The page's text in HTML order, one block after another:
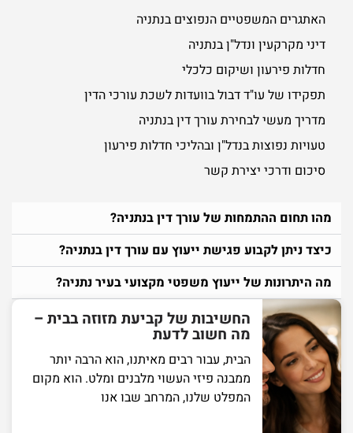
האתגרים המשפטיים הנפוצים בנתניה
דיני מקרקעין ונדל"ן בנתניה
חדלות פירעון ושיקום כלכלי
תפקידו של עו"ד דבול בוועדות לשכת עורכי הדין
מדריך מעשי לבחירת עורך דין בנתניה
טעויות נפוצות בנדל"ן ובהליכי חדלות פירעון
סיכום ודרכי יצירת קשר
מהו תחום ההתמחות של עורך דין בנתניה?
כיצד ניתן לקבוע פגישת ייעוץ עם עורך דין בנתניה?
מה היתרונות של ייעוץ משפטי מקצועי בעיר נתניה?
החשיבות של קביעת מזוזה בבית –
מה חשוב לדעת
הבית, עבור רבים מאיתנו, הוא הרבה יותר
ממבנה פיזי העשוי מלבנים ומלט. הוא מקום
המפלט שלנו, המרחב שבו אנו